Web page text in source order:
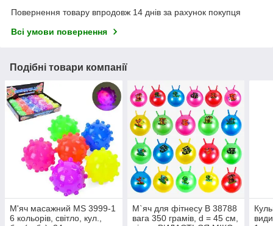
Повернення товару впродовж 14 днів за рахунок покупця
Всі умови повернення
Подібні товари компанії
М'яч масажний MS 3999-1
6 кольорів, світло, кул.,
М`яч для фітнесу B 38788
вага 350 грамів, d = 45 см,